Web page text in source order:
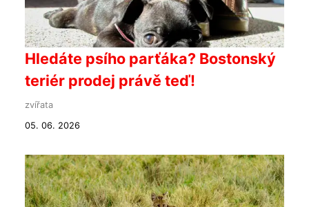
Hledáte psího parťáka? Bostonský
teriér prodej právě teď!
zvířata
05. 06. 2026